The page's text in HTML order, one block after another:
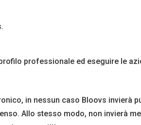
professionale ed eseguire le
in nessun caso Bloovs invierà
Allo stesso modo, non invierà